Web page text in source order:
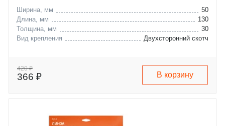
Ширина, мм
50
Длина, мм
130
Толщина, мм
30
Вид крепления
Двухсторонний скотч
420 ₽
366 ₽ В корзину